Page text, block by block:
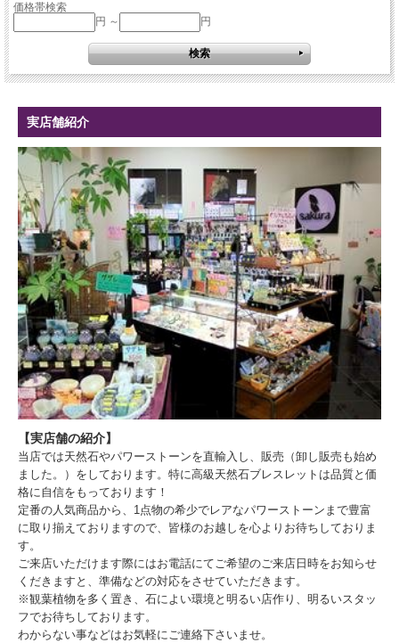
価格帯検索
円 ～
円
実店舗紹介
【実店舗の紹介】
当店では天然石やパワーストーンを直輸入し、販売（卸し販売も始め
ました。）をしております。特に高級天然石ブレスレットは品質と価
格に自信をもっております！
定番の人気商品から、1点物の希少でレアなパワーストーンまで豊富
に取り揃えておりますので、皆様のお越しを心よりお待ちしておりま
す。
ご来店いただけます際にはお電話にてご希望のご来店日時をお知らせ
くだきますと、準備などの対応をさせていただきます。
※観葉植物を多く置き、石によい環境と明るい店作り、明るいスタッ
フでお待ちしております。
わからない事などはお気軽にご連絡下さいませ。